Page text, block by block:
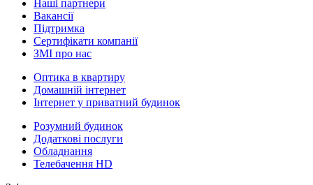
Наші партнери
Вакансії
Підтримка
Сертифікати компанії
ЗМІ про нас
Оптика в квартиру
Домашній інтернет
Інтернет у приватний будинок
Розумний будинок
Додаткові послуги
Обладнання
Телебачення HD